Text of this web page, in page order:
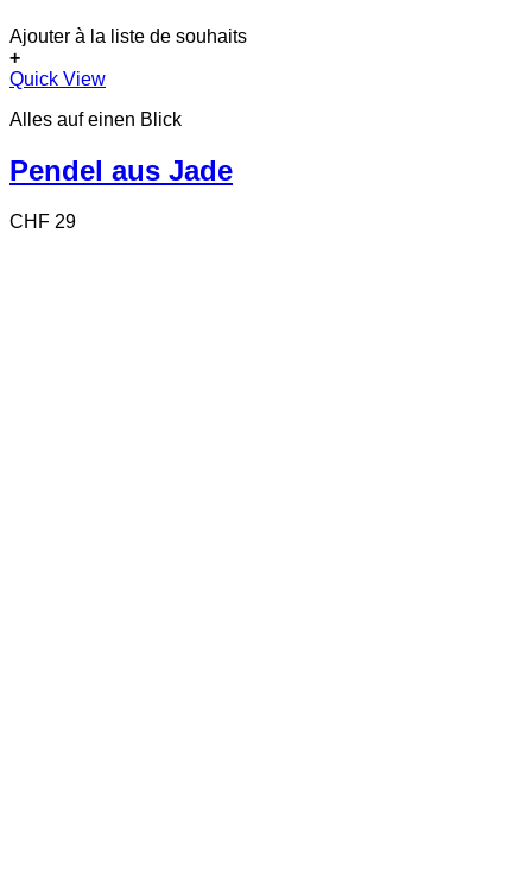
Ajouter à la liste de souhaits
+
Quick View
Alles auf einen Blick
Pendel aus Jade
CHF 29